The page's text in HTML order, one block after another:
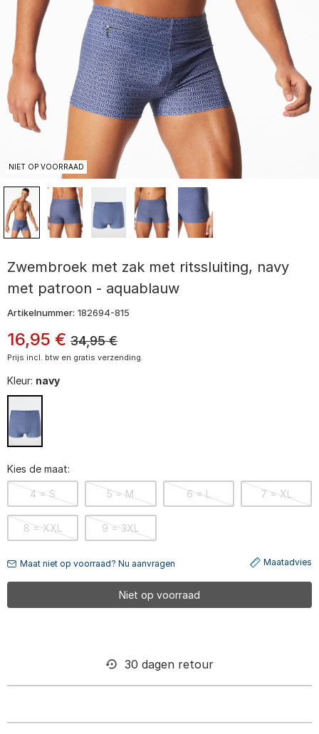
NIET OP VOORRAAD
Zwembroek met zak met ritssluiting, navy
met patroon - aquablauw
Artikelnummer: 182694-815
16,95 € 34,95€
Prijs incl. btw en gratis verzending.
Kleur: navy
Kies de maat:
4 = S 5 = M 6 = L 7 = XL
8 = XXL 9 = 3XL
Maat niet op voorraad? Nu aanvragen Maatadvies
Niet op voorraad
30 dagen retour